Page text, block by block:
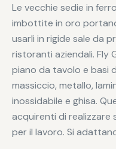
Le vecchie sedie in
imbottite in oro
usarli in rigide sale da
ristoranti aziendali. Fly
piano da tavolo e basi
massiccio, metallo,
inossidabile e ghisa.
acquirenti di realizzare
per il lavoro. Si